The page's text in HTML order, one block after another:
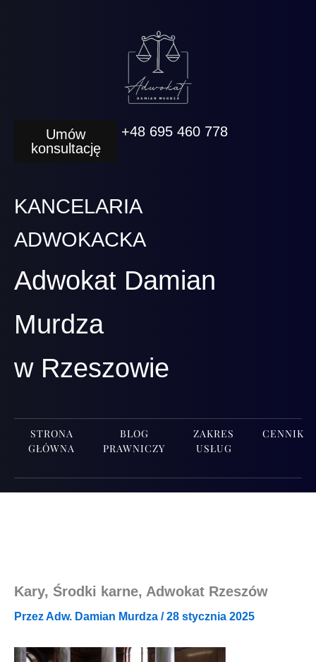
Umów
konsultację
+48 695 460 778
KANCELARIA
ADWOKACKA
Adwokat Damian
Murdza
w Rzeszowie
STRONA
GŁÓWNA
BLOG
PRAWNICZY
ZAKRES
USŁUG
CENNIK
Kary, Środki karne, Adwokat Rzeszów
PrzezAdw. Damian Murdza /28 stycznia 2025